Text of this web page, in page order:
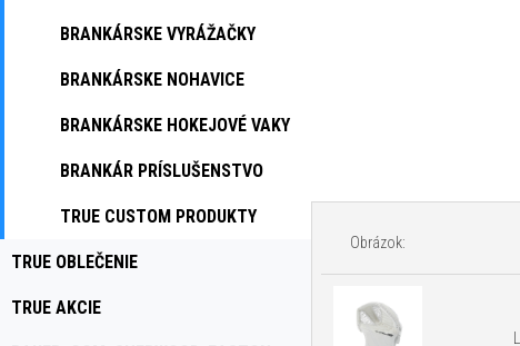
BRANKÁRSKE VYRÁŽAČKY
BRANKÁRSKE NOHAVICE
BRANKÁRSKE HOKEJOVÉ VAKY
BRANKÁR PRÍSLUŠENSTVO
TRUE CUSTOM PRODUKTY
TRUE OBLEČENIE
TRUE AKCIE
Obrázok: